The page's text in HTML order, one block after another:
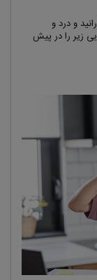
و درد و
زیر را در پیش